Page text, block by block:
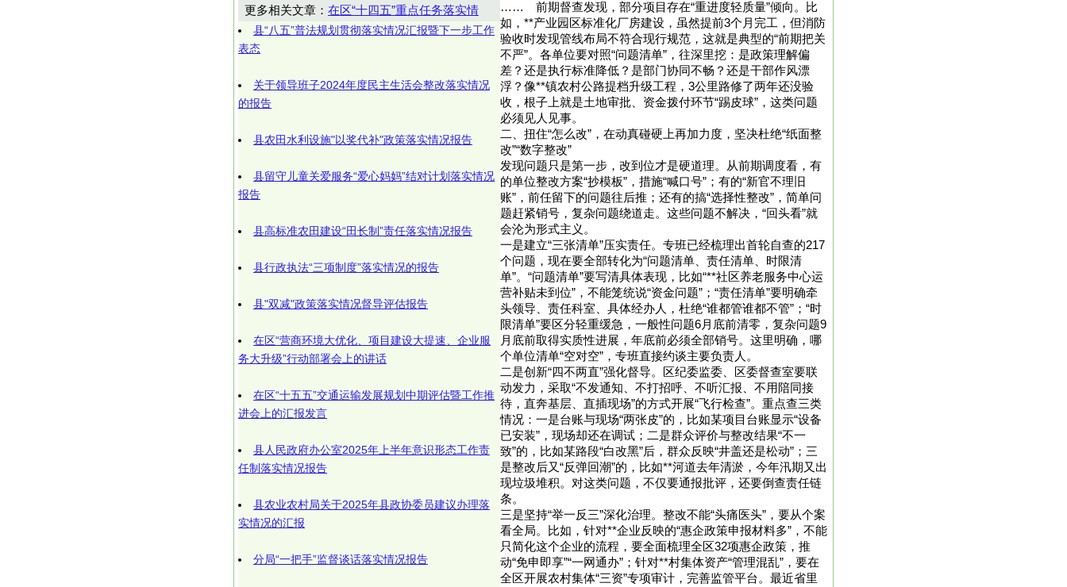
……
更多相关文章： 在区“十四五”重点任务落实情
县“八五”普法规划贯彻落实情况汇报暨下一步工作
表态
关于领导班子2024年度民主生活会整改落实情况
的报告
县农田水利设施"以奖代补"政策落实情况报告
县留守儿童关爱服务“爱心妈妈”结对计划落实情况
报告
县高标准农田建设“田长制”责任落实情况报告
县行政执法“三项制度”落实情况的报告
县"双减"政策落实情况督导评估报告
在区“营商环境大优化、项目建设大提速、企业服
务大升级”行动部署会上的讲话
在区“十五五”交通运输发展规划中期评估暨工作推
进会上的汇报发言
县人民政府办公室2025年上半年意识形态工作责
任制落实情况报告
县农业农村局关于2025年县政协委员建议办理落
实情况的汇报
分局“一把手”监督谈话落实情况报告
​​前期督查发现，部分项目存在“重进度轻质量”倾向。比
如，**产业园区标准化厂房建设，虽然提前3个月完工，但消防
验收时发现管线布局不符合现行规范，这就是典型的“前期把关
不严”。各单位要对照“问题清单”，往深里挖：是政策理解偏
差？还是执行标准降低？是部门协同不畅？还是干部作风漂
浮？像**镇农村公路提档升级工程，3公里路修了两年还没验
收，根子上就是土地审批、资金拨付环节“踢皮球”，这类问题
必须见人见事。
二、扭住“怎么改”，在动真碰硬上再加力度，坚决杜绝“纸面整
改”“数字整改”
发现问题只是第一步，改到位才是硬道理。从前期调度看，有
的单位整改方案“抄模板”，措施“喊口号”；有的“新官不理旧
账”，前任留下的问题往后推；还有的搞“选择性整改”，简单问
题赶紧销号，复杂问题绕道走。这些问题不解决，“回头看”就
会沦为形式主义。
​​一是建立“三张清单”压实责任。​​专班已经梳理出首轮自查的217
个问题，现在要全部转化为“问题清单、责任清单、时限清
单”。“问题清单”要写清具体表现，比如“**社区养老服务中心运
营补贴未到位”，不能笼统说“资金问题”；“责任清单”要明确牵
头领导、责任科室、具体经办人，杜绝“谁都管谁都不管”；“时
限清单”要区分轻重缓急，一般性问题6月底前清零，复杂问题9
月底前取得实质性进展，年底前必须全部销号。这里明确，哪
个单位清单“空对空”，专班直接约谈主要负责人。
​​二是创新“四不两直”强化督导。​​区纪委监委、区委督查室要联
动发力，采取“不发通知、不打招呼、不听汇报、不用陪同接
待，直奔基层、直插现场”的方式开展“飞行检查”。重点查三类
情况：一是台账与现场“两张皮”的，比如某项目台账显示“设备
已安装”，现场却还在调试；二是群众评价与整改结果“不一
致”的，比如某路段“白改黑”后，群众反映“井盖还是松动”；三
是整改后又“反弹回潮”的，比如**河道去年清淤，今年汛期又出
现垃圾堆积。对这类问题，不仅要通报批评，还要倒查责任链
条。
​​三是坚持“举一反三”深化治理。​​整改不能“头痛医头”，要从个案
看全局。比如，针对**企业反映的“惠企政策申报材料多”，不能
只简化这个企业的流程，要全面梳理全区32项惠企政策，推
动“免申即享”“一网通办”；针对**村集体资产“管理混乱”，要在
全区开展农村集体“三资”专项审计，完善监管平台。最近省里